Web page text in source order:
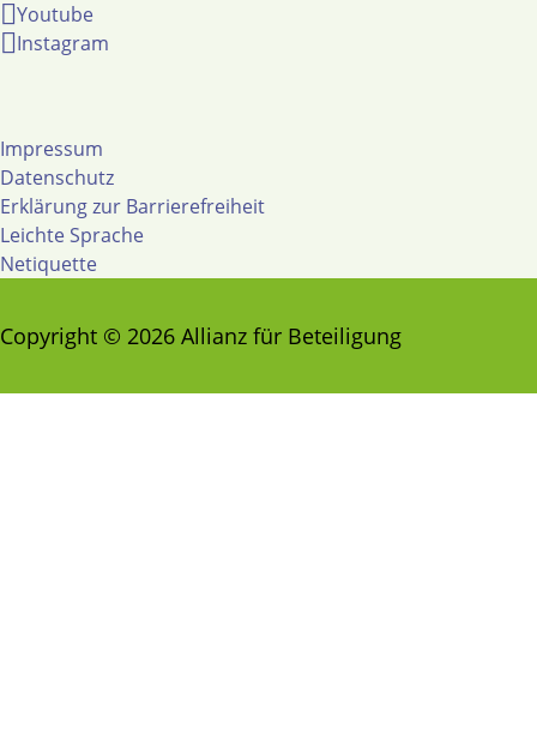
Youtube
Instagram
Impressum
Datenschutz
Erklärung zur Barrierefreiheit
Leichte Sprache
Netiquette
Copyright © 2026 Allianz für Beteiligung